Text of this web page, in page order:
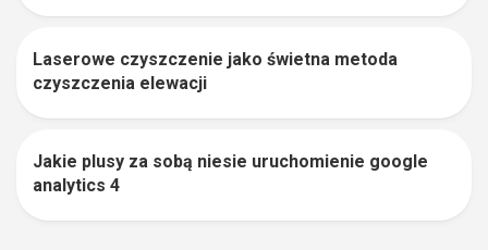
Laserowe czyszczenie jako świetna metoda
czyszczenia elewacji
Jakie plusy za sobą niesie uruchomienie google
analytics 4